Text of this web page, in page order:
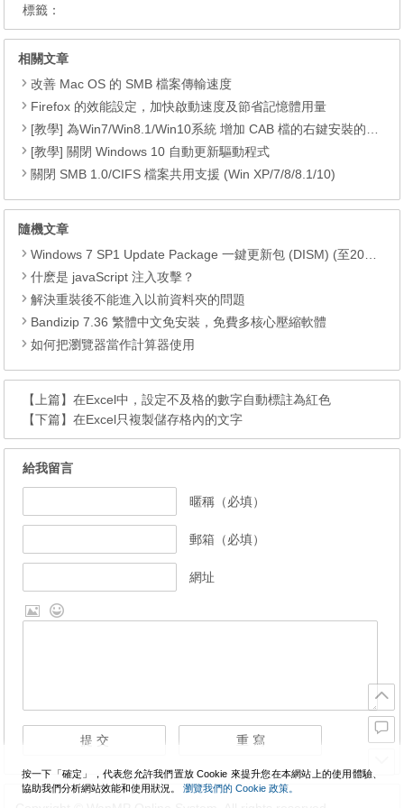
標籤：
相關文章
改善 Mac OS 的 SMB 檔案傳輸速度
Firefox 的效能設定，加快啟動速度及節省記憶體用量
[教學] 為Win7/Win8.1/Win10系統 增加 CAB 檔的右鍵安裝的功能
[教學] 關閉 Windows 10 自動更新驅動程式
關閉 SMB 1.0/CIFS 檔案共用支援 (Win XP/7/8/8.1/10)
隨機文章
Windows 7 SP1 Update Package 一鍵更新包 (DISM) (至2017.07)
什麽是 javaScript 注入攻擊？
解決重裝後不能進入以前資料夾的問題
Bandizip 7.36 繁體中文免安裝，免費多核心壓縮軟體
如何把瀏覽器當作計算器使用
【上篇】在Excel中，設定不及格的數字自動標註為紅色
【下篇】在Excel只複製儲存格內的文字
給我留言
暱稱（必填）
郵箱（必填）
網址
按一下「確定」，代表您允許我們置放 Cookie 來提升您在本網站上的使用體驗、
協助我們分析網站效能和使用狀況。 瀏覽我們的 Cookie 政策。